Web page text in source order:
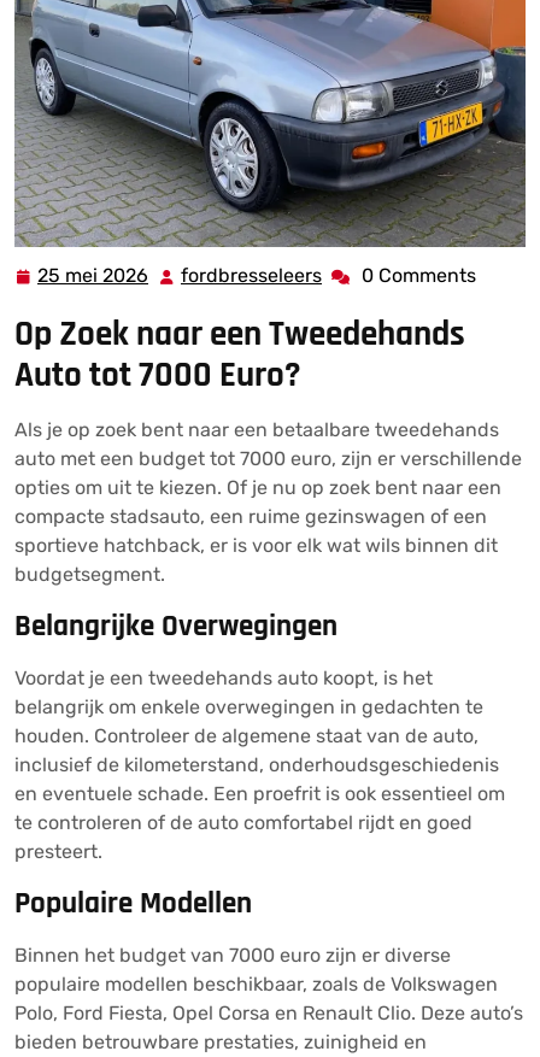
25 mei 2026 25
2026
fordbresseleers fordbresseleers
0 Comments
Op Zoek naar een Tweedehands
Auto tot 7000 Euro?
Als je op zoek bent naar een betaalbare tweedehands
auto met een budget tot 7000 euro, zijn er verschillende
opties om uit te kiezen. Of je nu op zoek bent naar een
compacte stadsauto, een ruime gezinswagen of een
sportieve hatchback, er is voor elk wat wils binnen dit
budgetsegment.
Belangrijke Overwegingen
Voordat je een tweedehands auto koopt, is het
belangrijk om enkele overwegingen in gedachten te
houden. Controleer de algemene staat van de auto,
inclusief de kilometerstand, onderhoudsgeschiedenis
en eventuele schade. Een proefrit is ook essentieel om
te controleren of de auto comfortabel rijdt en goed
presteert.
Populaire Modellen
Binnen het budget van 7000 euro zijn er diverse
populaire modellen beschikbaar, zoals de Volkswagen
Polo, Ford Fiesta, Opel Corsa en Renault Clio. Deze auto’s
bieden betrouwbare prestaties, zuinigheid en